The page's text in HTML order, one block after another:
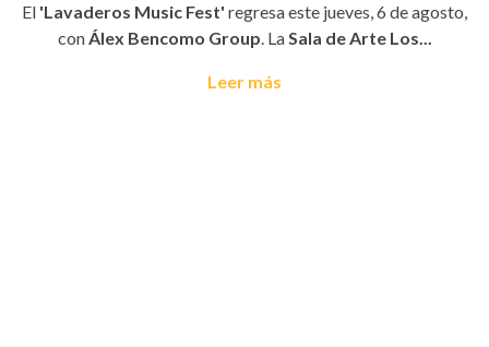
El 'Lavaderos Music Fest' regresa este jueves, 6 de agosto,
conÁlex Bencomo Group. LaSala de Arte Los...
Leer más